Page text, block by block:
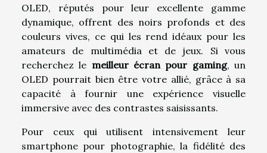
OLED, réputés pour leur excellente gamme
dynamique, offrent des noirs profonds et des
couleurs vives, ce qui les rend idéaux pour les
amateurs de multimédia et de jeux. Si vous
recherchez le meilleur écran pour gaming, un
OLED pourrait bien être votre allié, grâce à sa
capacité à fournir une expérience visuelle
immersive avec des contrastes saisissants.
Pour ceux qui utilisent intensivement leur
smartphone pour photographie, la fidélité des